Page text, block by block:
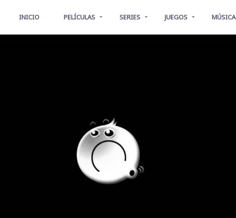
INICIO PELÍCULAS SERIES JUEGOS MÚSICA